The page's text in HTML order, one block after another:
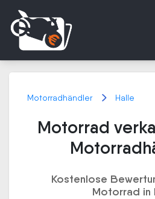
Motorradhändler Halle
Motorrad
Kostenlose
Motorrad in